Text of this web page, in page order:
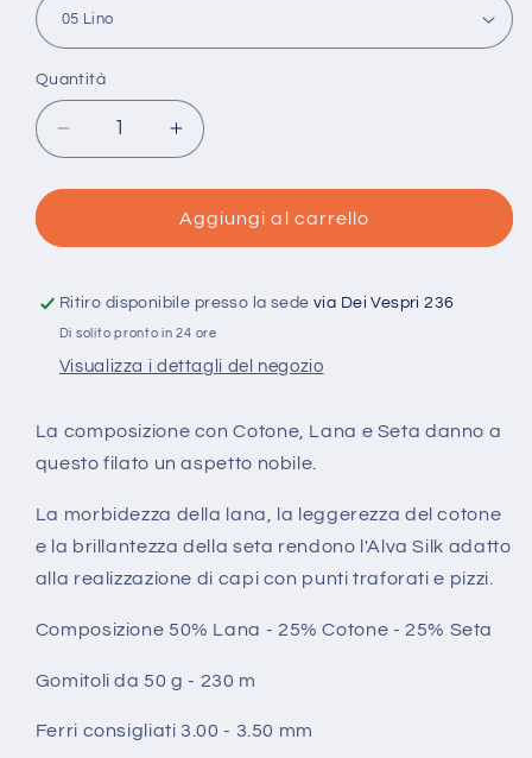
Quantità
Quantità
Diminuisci
quantità
per
Silk
50%
Lana
Cotone
Seta
Schachenmayr
Aumenta
quantità
per
Alva
Silk
50%
Lana
Cotone
Seta
Schachenmayr
Aggiungi al carrello
Ritiro disponibile presso la sedevia Dei Vespri 236
Di solito pronto in 24 ore
Visualizza i dettagli del negozio
La composizione con Cotone, Lana e Seta danno a
questo filato un aspetto nobile.
La morbidezza della lana, la leggerezza del cotone
e la brillantezza della seta rendono l'Alva Silk adatto
alla realizzazione di capi con punti traforati e pizzi.
Composizione 50% Lana - 25% Cotone - 25% Seta
Gomitoli da 50 g - 230 m
Ferri consigliati 3.00 - 3.50 mm